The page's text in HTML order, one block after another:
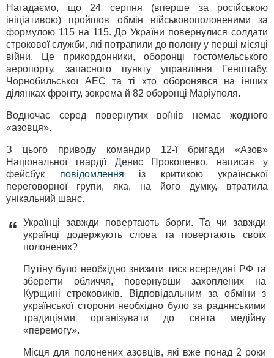
Нагадаємо, що 24 серпня (вперше за російською
ініціативою) пройшов обмін військовополоненими за
формулою 115 на 115. До України повернулися солдати
строкової служби, які потрапили до полону у перші місяці
війни. Це прикордонники, оборонці гостомельського
аеропорту, запасного пункту управління Генштабу,
Чорнобильської АЕС та ті хто оборонявся на інших
ділянках фронту, зокрема й 82 оборонці Маріуполя.
Водночас серед повернутих воїнів немає жодного
«азовця».
З цього приводу командир 12-ї бригади «Азов»
Національної гвардії Денис Прокопенко, написав у
фейсбук повідомлення із критикою української
переговорної групи, яка, на його думку, втратила
унікальний шанс.
“
Українці завжди повертають борги. Та чи завжди
українці додержують слова та повертають своїх
полонених?
Путіну було необхідно знизити тиск всередині РФ та
зберегти обличчя, повернувши захоплених на
Курщині строковиків. Відповідальним за обміни з
української сторони необхідно було за радянськими
традиціями організувати до свята медійну
«перемогу».
Місця для полонених азовців, які вже понад 2 роки